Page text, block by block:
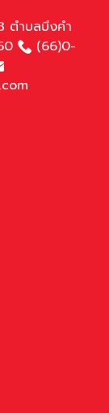
ตำบลบึงคำ
(66)0-